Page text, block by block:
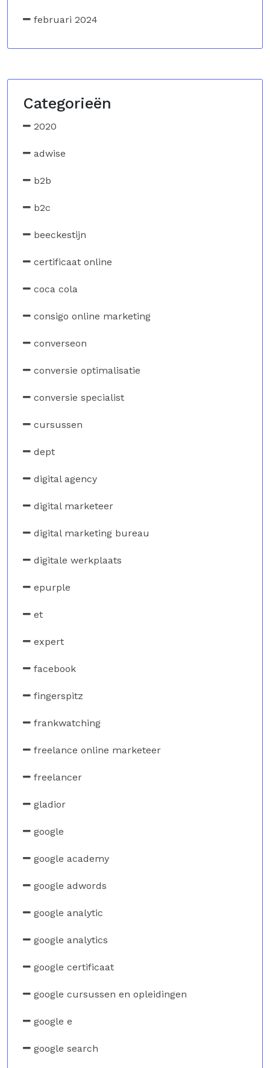
februari 2024
Categorieën
2020
adwise
b2b
b2c
beeckestijn
certificaat online
coca cola
consigo online marketing
converseon
conversie optimalisatie
conversie specialist
cursussen
dept
digital agency
digital marketeer
digital marketing bureau
digitale werkplaats
epurple
et
expert
facebook
fingerspitz
frankwatching
freelance online marketeer
freelancer
gladior
google
google academy
google adwords
google analytic
google analytics
google certificaat
google cursussen en opleidingen
google e
google search